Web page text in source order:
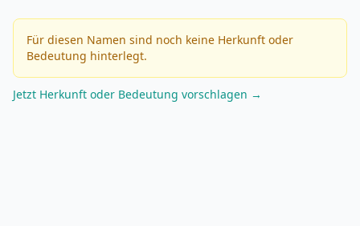
Für diesen Namen sind noch keine Herkunft oder
Bedeutung hinterlegt.
Jetzt Herkunft oder Bedeutung vorschlagen →